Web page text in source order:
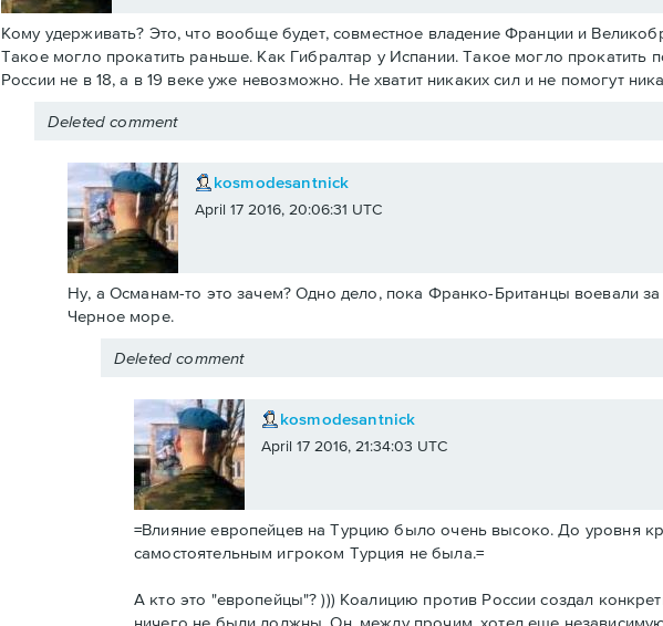
Кому удерживать? Это, что вообще будет, совместное владение Франции и
Такое могло прокатить раньше. Как Гибралтар у Испании. Такое могло
России не в 18, а в 19 веке уже невозможно. Не хватит никаких сил и не помогут
Deleted comment
kosmodesantnick
April 17 2016, 20:06:31 UTC
Ну, а Османам-то это зачем? Одно дело, пока Франко-Британцы воевали
Черное море.
Deleted comment
kosmodesantnick
April 17 2016, 21:34:03 UTC
=Влияние европейцев на Турцию было очень высоко. До уровня
самостоятельным игроком Турция не была.=
А кто это "европейцы"? ))) Коалицию против России создал